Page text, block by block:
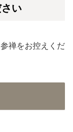
い
禅をお控えくだ